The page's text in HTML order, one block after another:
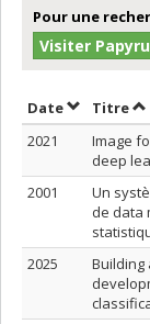
Pour une
Visiter
DateTrier par
Titre
2021
Image
deep
2001
Un
de data
2025
Building